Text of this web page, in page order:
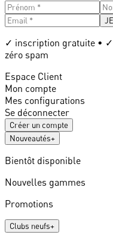
✓ inscription gratuite •
zéro spam
Espace Client
Mon compte
Mes configurations
Se déconnecter
Créer un compte
Nouveautés+
Bientôt disponible
Nouvelles gammes
Promotions
Clubs neufs+